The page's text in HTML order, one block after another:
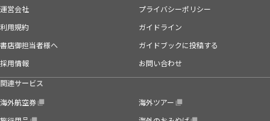
運営会社
プライバシーポリシー
利用規約
ガイドライン
書店御担当者様へ
ガイドブックに投稿する
採用情報
お問い合わせ
関連サービス
海外航空券
海外ツアー